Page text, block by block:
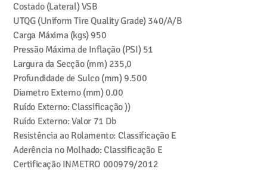
Costado (Lateral)VSB
UTQG (Uniform Tire Quality Grade) 340/A/B
Carga Máxima (kgs)950
Pressão Máxima de Inflação (PSI) 51
Largura da Secção (mm) 235,0
Profundidade de Sulco (mm)9.500
Diametro Externo (mm)0.00
Ruído Externo: Classificação))
Ruído Externo: Valor 71 Db
Resistência ao Rolamento: Classificação E
Aderência no Molhado: Classificação E
Certificação INMETRO 000979/2012